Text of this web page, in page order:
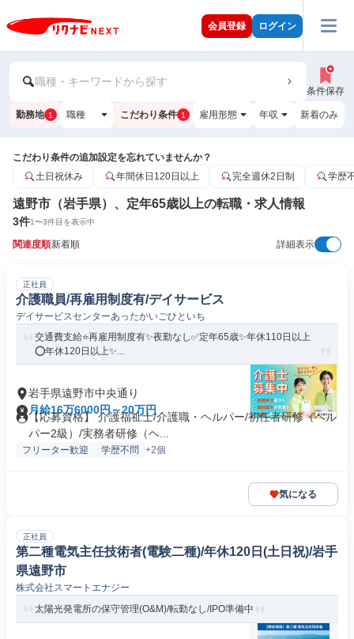
会員登録 ログイン
職種・キーワードから探す
条件保存
勤務地 1 職種 こだわり条件 1 雇用形態 年収 新着のみ
こだわり条件の追加設定を忘れていませんか？
土日祝休み
年間休日120日以上 完全週休2日制 学歴
遠野市（岩手県）、定年65歳以上の転職・求人情報
3件1〜3件目を表示中
関連度順新着順 詳細表示
正社員
介護職員/再雇用制度有/デイサービス
デイサービスセンターあったかいごひといち
交通費支給⭐️再雇用制度有✨夜勤なし✅️定年65歳✨年休110日以上
⭕️年休120日以上✨...
岩手県遠野市中央通り
月給16万6000円～20万円
【応募資格】 介護福祉士/介護職・ヘルパー/初任者研修（ヘル
パー2級）/実務者研修（ヘ...
フリーター歓迎 学歴不問 +2個
気になる
正社員
第二種電気主任技術者(電験二種)/年休120日(土日祝)/岩手
県遠野市
株式会社スマートエナジー
太陽光発電所の保守管理(O&M)/転勤なし/IPO準備中